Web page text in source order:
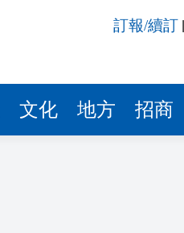
訂報/續訂
文化 地方 招商
20:40
20:34